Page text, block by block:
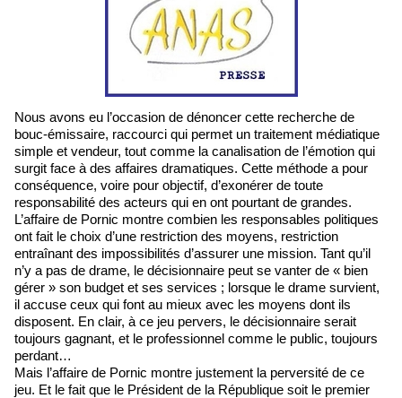
Nous avons eu l’occasion de dénoncer cette recherche de
bouc-émissaire, raccourci qui permet un traitement médiatique
simple et vendeur, tout comme la canalisation de l’émotion qui
surgit face à des affaires dramatiques. Cette méthode a pour
conséquence, voire pour objectif, d’exonérer de toute
responsabilité des acteurs qui en ont pourtant de grandes.
L’affaire de Pornic montre combien les responsables politiques
ont fait le choix d’une restriction des moyens, restriction
entraînant des impossibilités d’assurer une mission. Tant qu’il
n’y a pas de drame, le décisionnaire peut se vanter de « bien
gérer » son budget et ses services ; lorsque le drame survient,
il accuse ceux qui font au mieux avec les moyens dont ils
disposent. En clair, à ce jeu pervers, le décisionnaire serait
toujours gagnant, et le professionnel comme le public, toujours
perdant…
Mais l’affaire de Pornic montre justement la perversité de ce
jeu. Et le fait que le Président de la République soit le premier